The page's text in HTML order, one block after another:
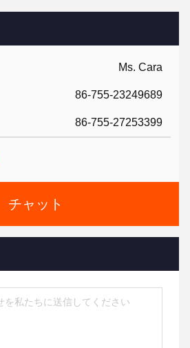
Ms. Cara
86-755-23249689
86-755-27253399
チャット